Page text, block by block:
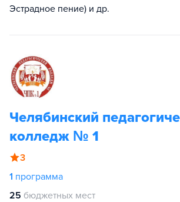
Эстрадное пение) и др.
Челябинский
колледж № 1
3
1 программа
25 бюджетных мест